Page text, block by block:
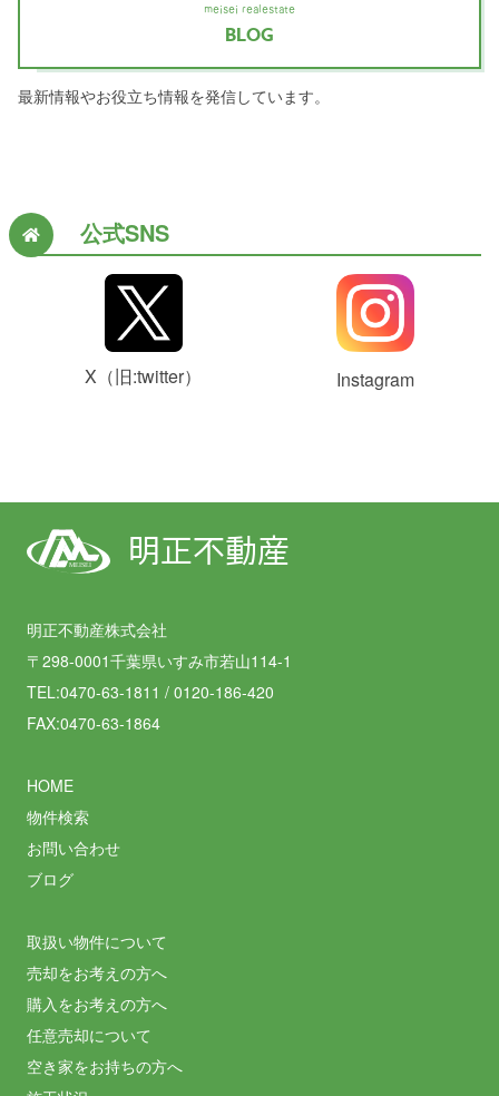
meisei realestate
BLOG
最新情報やお役立ち情報を発信しています。
公式SNS
X（旧:twitter） Instagram
MEISEI 明正不動産
明正不動産株式会社
〒298-0001千葉県いすみ市若山114-1
TEL:0470-63-1811 / 0120-186-420
FAX:0470-63-1864
HOME
物件検索
お問い合わせ
ブログ
取扱い物件について
売却をお考えの方へ
購入をお考えの方へ
任意売却について
空き家をお持ちの方へ